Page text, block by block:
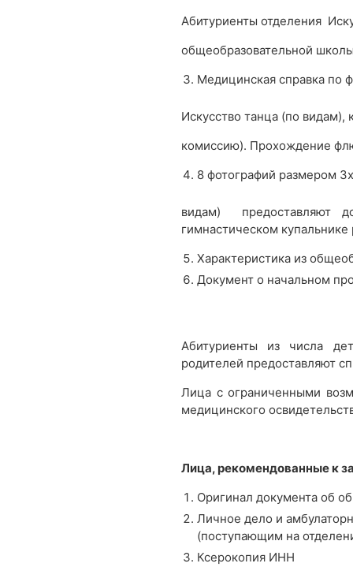
Абитуриенты отделения
общеобразовательной
Медицинская справка по
Искусство танца (по
комиссию). Прохождение
8 фотографий размером
видам) предоставляют
гимнастическом
Характеристика из
Документ о начальном
Абитуриенты из числа
родителей предоставляют
Лица с ограниченными
медицинского
Лица, рекомендованные к
Оригинал документа об
Личное дело и
(поступающим на
Ксерокопия ИНН